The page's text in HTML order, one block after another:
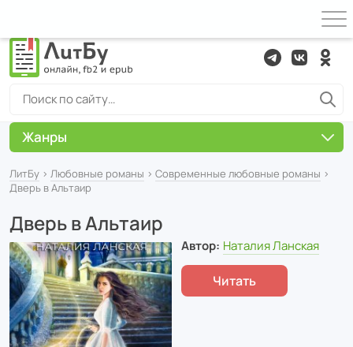
ЛитБу › Любовные романы › Современные любовные романы ›
Дверь в Альтаир
Дверь в Альтаир
Автор: Наталия Ланская
Читать
Жанры